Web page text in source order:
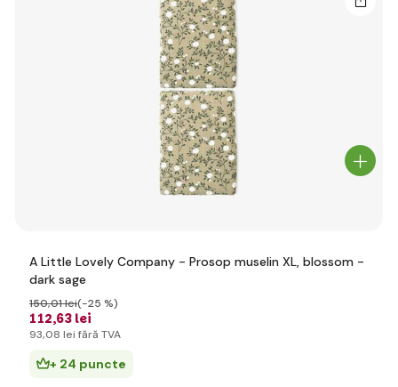
A Little Lovely Company - Prosop muselin XL, blossom -
dark sage
112,63 lei
150,01 lei(-25 %)
93,08 lei fără TVA
+ 24 puncte